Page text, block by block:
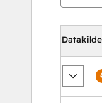
Datakilde